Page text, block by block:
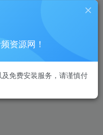
资源网！
免费安装服务，请谨慎付